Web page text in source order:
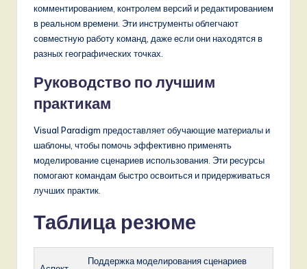
комментированием, контролем версий и редактированием
в реальном времени. Эти инструменты облегчают
совместную работу команд, даже если они находятся в
разных географических точках.
Руководство по лучшим
практикам
Visual Paradigm предоставляет обучающие материалы и
шаблоны, чтобы помочь эффективно применять
моделирование сценариев использования. Эти ресурсы
помогают командам быстро освоиться и придерживаться
лучших практик.
Таблица резюме
Поддержка моделирования сценариев